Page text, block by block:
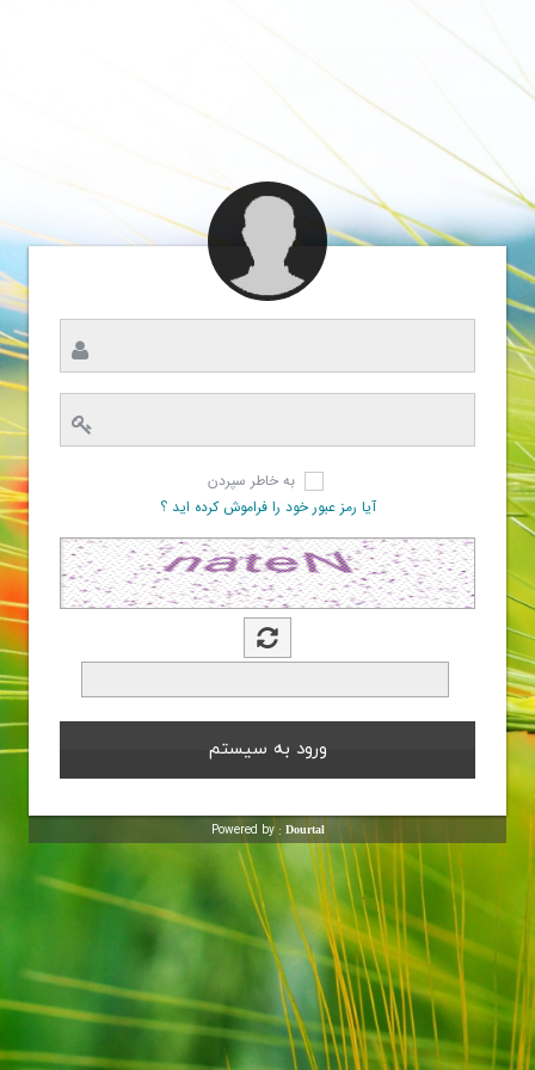
به خاطر سپردن
آیا رمز عبور خود را فراموش کرده اید ؟
Powered by : Dourtal